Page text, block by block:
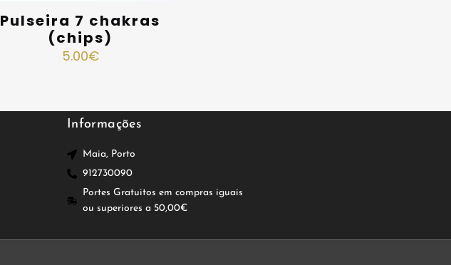
Pulseira 7 chakras
(chips)
5.00€
Informações
Maia, Porto
912730090
Portes Gratuitos em compras iguais
ou superiores a 50,00€